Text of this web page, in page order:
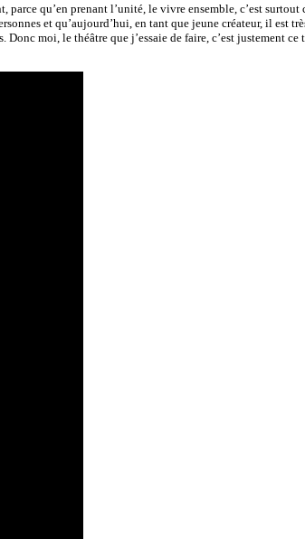
qu’en prenant l’unité, le vivre ensemble, c’est
et qu’aujourd’hui, en tant que jeune créateur, il est
moi, le théâtre que j’essaie de faire, c’est justement